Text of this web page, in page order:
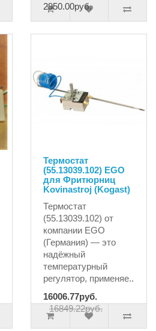
2950.00руб.
Термостат
(55.13039.102) EGO
для Фритюрниц
Kovinastroj (Kogast)
Термостат
(55.13039.102) от
компании EGO
(Германия) — это
надёжный
температурный
регулятор, применяе..
16006.77руб.
16849.22руб.